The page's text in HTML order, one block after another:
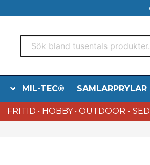
MIL-TEC® SAMLARPRYLAR
FRITID • HOBBY • OUTDOOR -